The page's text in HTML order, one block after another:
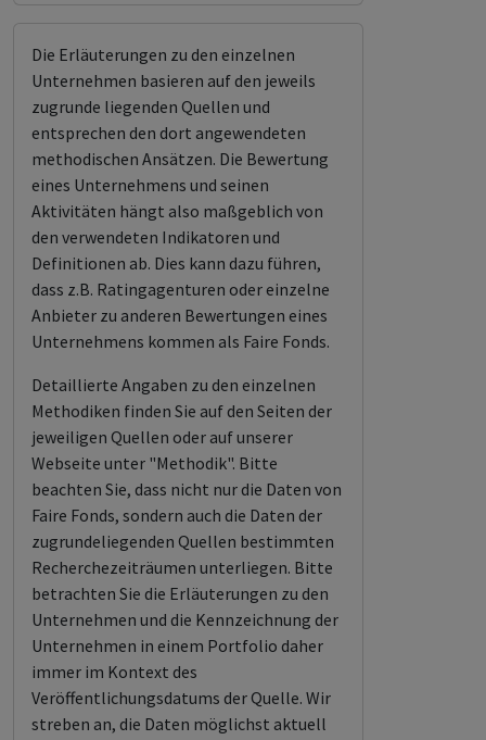
Die Erläuterungen zu den einzelnen
Unternehmen basieren auf den jeweils
zugrunde liegenden Quellen und
entsprechen den dort angewendeten
methodischen Ansätzen. Die Bewertung
eines Unternehmens und seinen
Aktivitäten hängt also maßgeblich von
den verwendeten Indikatoren und
Definitionen ab. Dies kann dazu führen,
dass z.B. Ratingagenturen oder einzelne
Anbieter zu anderen Bewertungen eines
Unternehmens kommen als Faire Fonds.
Detaillierte Angaben zu den einzelnen
Methodiken finden Sie auf den Seiten der
jeweiligen Quellen oder auf unserer
Webseite unter "Methodik". Bitte
beachten Sie, dass nicht nur die Daten von
Faire Fonds, sondern auch die Daten der
zugrundeliegenden Quellen bestimmten
Recherchezeiträumen unterliegen. Bitte
betrachten Sie die Erläuterungen zu den
Unternehmen und die Kennzeichnung der
Unternehmen in einem Portfolio daher
immer im Kontext des
Veröffentlichungsdatums der Quelle. Wir
streben an, die Daten möglichst aktuell